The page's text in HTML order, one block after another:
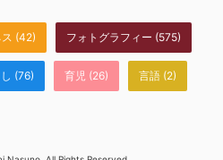
(42) フォトグラフィー (575)
(76) 育児 (26) 言語 (2)